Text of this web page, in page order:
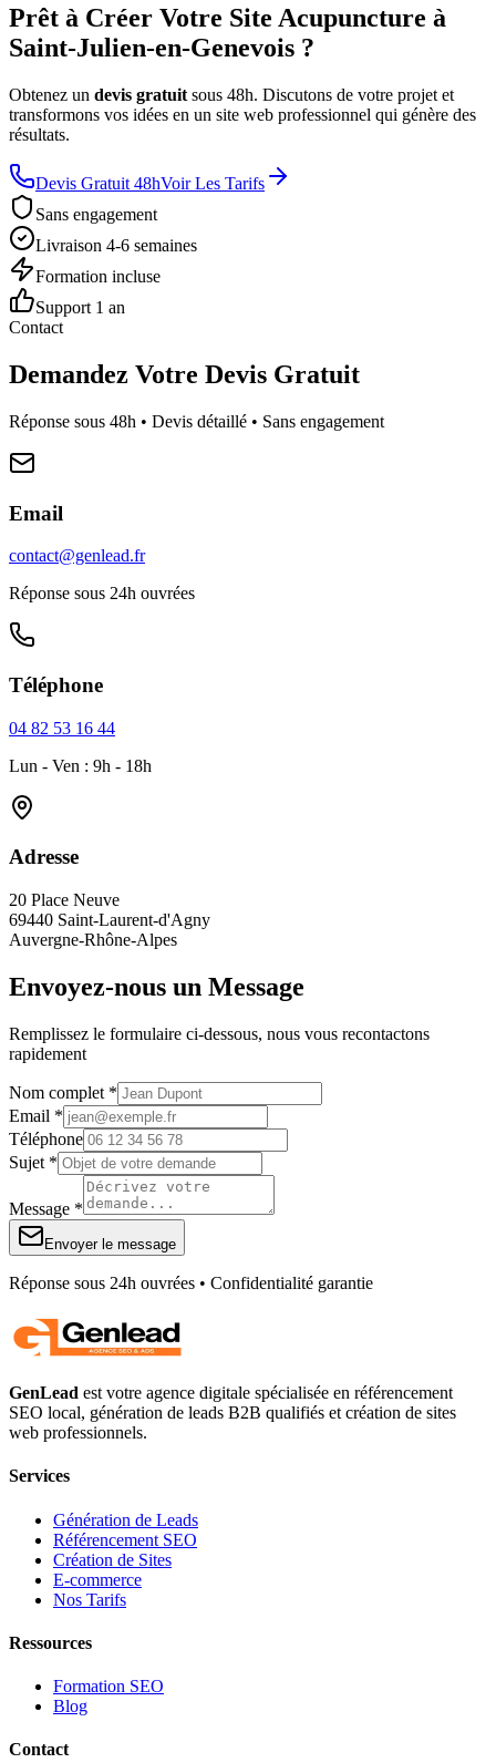
Prêt à Créer Votre Site Acupuncture à
Saint-Julien-en-Genevois ?
Obtenez un devis gratuit sous 48h. Discutons de votre projet et
transformons vos idées en un site web professionnel qui génère des
résultats.
Devis Gratuit 48hVoir Les Tarifs
Sans engagement
Livraison 4-6 semaines
Formation incluse
Support 1 an
Contact
Demandez Votre Devis Gratuit
Réponse sous 48h • Devis détaillé • Sans engagement
Email
contact@genlead.fr
Réponse sous 24h ouvrées
Téléphone
04 82 53 16 44
Lun - Ven : 9h - 18h
Adresse
20 Place Neuve
69440 Saint-Laurent-d'Agny
Auvergne-Rhône-Alpes
Envoyez-nous un Message
Remplissez le formulaire ci-dessous, nous vous recontactons
rapidement
Nom complet *
Email *
Téléphone
Sujet *
Message *
Envoyer le message
Réponse sous 24h ouvrées • Confidentialité garantie
GenLead est votre agence digitale spécialisée en référencement
SEO local, génération de leads B2B qualifiés et création de sites
web professionnels.
Services
Génération de Leads
Référencement SEO
Création de Sites
E-commerce
Nos Tarifs
Ressources
Formation SEO
Blog
Contact